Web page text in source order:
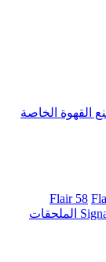
القهوة الخاصة
Flair 58